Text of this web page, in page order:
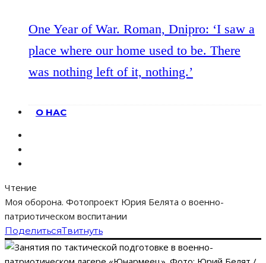
One Year of War. Roman, Dnipro: ‘I saw a
place where our home used to be. There
was nothing left of it, nothing.’
О НАС
Чтение
Моя оборона. Фотопроект Юрия Белята о военно-
патриотическом воспитании
ПоделитьсяТвитнуть